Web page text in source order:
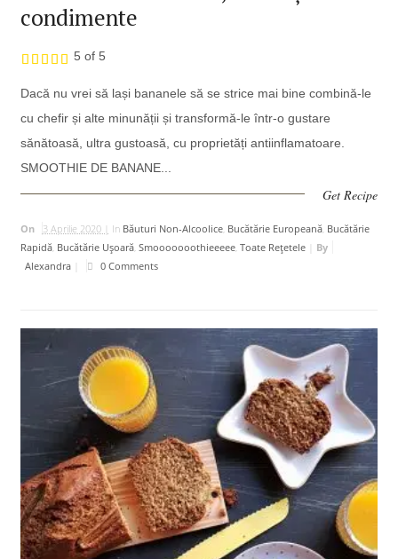
condimente
5 of 5
Dacă nu vrei să lași bananele să se strice mai bine combină-le
cu chefir și alte minunății și transformă-le într-o gustare
sănătoasă, ultra gustoasă, cu proprietăți antiinflamatoare.
SMOOTHIE DE BANANE...
Get Recipe
On 3 Aprilie 2020 | In Băuturi Non-Alcoolice, Bucătărie Europeană, Bucătărie
Rapidă, Bucătărie Uşoară, Smooooooothieeeee, Toate Rețetele| By
Alexandra| 0 Comments